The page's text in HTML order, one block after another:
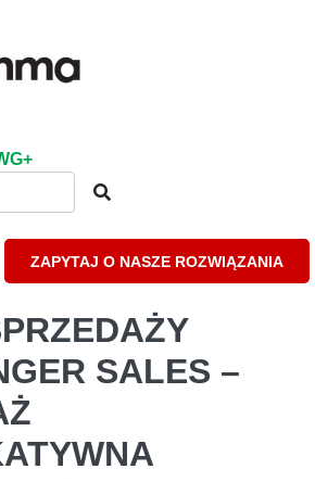
ZAPYTAJ O NASZE ROZWIĄZANIA
SALES –